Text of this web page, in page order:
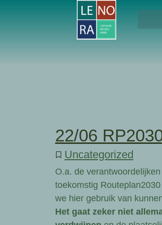
22/06
Uncategorized
O.a. de
toekomstig
we hier gebruik van
Het gaat zeker niet